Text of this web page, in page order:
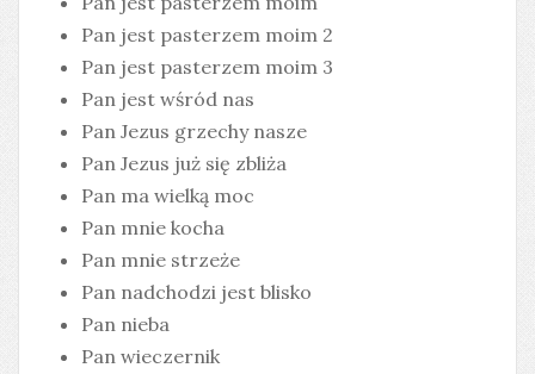
Pan jest pasterzem moim 2
Pan jest pasterzem moim 3
Pan jest wśród nas
Pan Jezus grzechy nasze
Pan Jezus już się zbliża
Pan ma wielką moc
Pan mnie kocha
Pan mnie strzeże
Pan nadchodzi jest blisko
Pan nieba
Pan wieczernik